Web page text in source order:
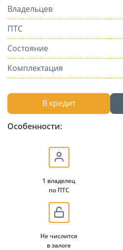
Владельцев
ПТС
Состояние
Комплектация
В кредит
Особенности:
1 владелец
по ПТС
Не числится
в залоге